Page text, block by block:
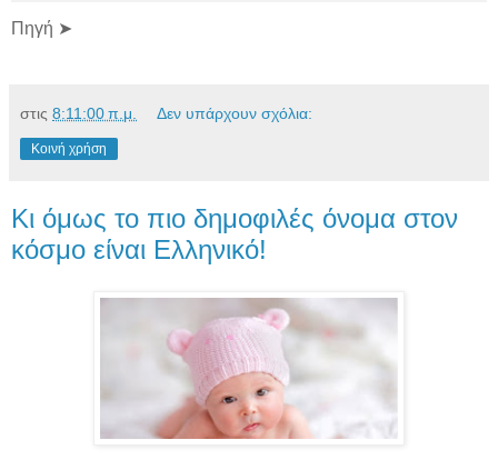
Πηγή ➤
στις 8:11:00 π.μ. Δεν υπάρχουν σχόλια:
Κοινή χρήση
Κι όμως το πιο δημοφιλές όνομα στον
κόσμο είναι Ελληνικό!